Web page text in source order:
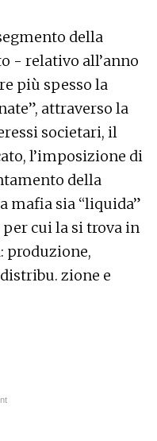
della
- relativo all’anno
più spesso la
attraverso la
societari, il
l’imposizione di
della
mafia sia “liquida”
cui la si trova in
produzione,
zione e